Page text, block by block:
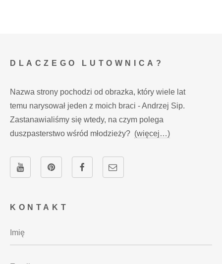
KONTAKT
DLACZEGO LUTOWNICA?
Nazwa strony pochodzi od obrazka, który wiele lat
temu narysował jeden z moich braci - Andrzej Sip.
Zastanawialiśmy się wtedy, na czym polega
duszpasterstwo wśród młodzieży? (więcej…)